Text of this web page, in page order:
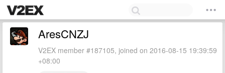
AresCNZJ
V2EX member #187105, joined on 2016-08-15 19:39:59
+08:00